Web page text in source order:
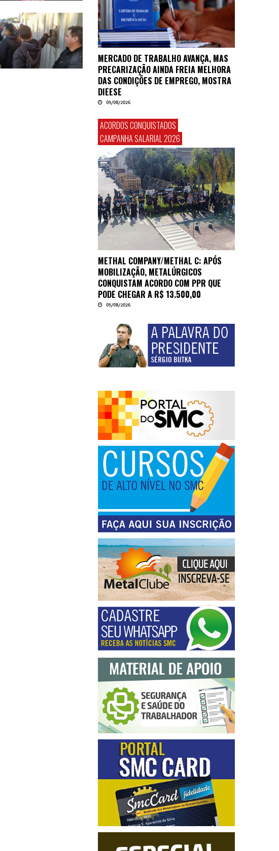
MERCADO DE TRABALHO AVANÇA, MAS
PRECARIZAÇÃO AINDA FREIA MELHORA
DAS CONDIÇÕES DE EMPREGO, MOSTRA
DIEESE
05/08/2026
ACORDOS CONQUISTADOS
CAMPANHA SALARIAL 2026
METHAL COMPANY/METHAL C: APÓS
MOBILIZAÇÃO, METALÚRGICOS
CONQUISTAM ACORDO COM PPR QUE
PODE CHEGAR A R$ 13.500,00
05/08/2026